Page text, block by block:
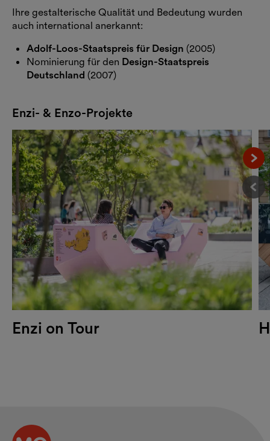
Ihre gestalterische Qualität und Bedeutung wurden
auch international anerkannt:
Adolf-Loos-Staatspreis für Design (2005)
Nominierung für den Design-Staatspreis
Deutschland (2007)
Enzi- & Enzo-Projekte
Enzi on Tour